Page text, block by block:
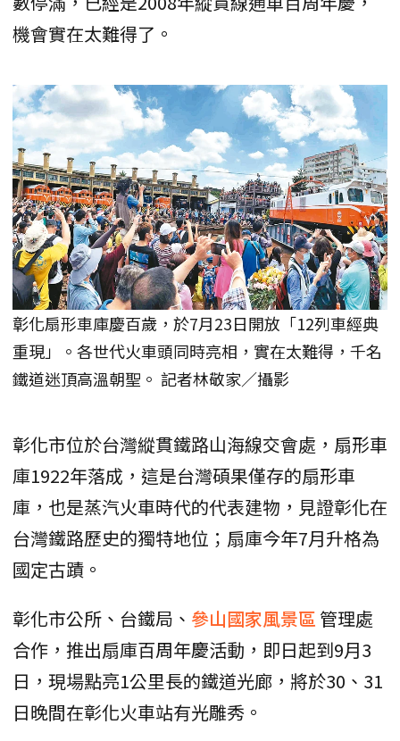
機會實在太難得了。
彰化扇形車庫慶百歲，於7月23日開放「12列車經典
重現」。各世代火車頭同時亮相，實在太難得，千名
鐵道迷頂高溫朝聖。 記者林敬家／攝影
彰化市位於台灣縱貫鐵路山海線交會處，扇形車
庫1922年落成，這是台灣碩果僅存的扇形車
庫，也是蒸汽火車時代的代表建物，見證彰化在
台灣鐵路歷史的獨特地位；扇庫今年7月升格為
國定古蹟。
彰化市公所、台鐵局、 參山國家風景區 管理處
合作，推出扇庫百周年慶活動，即日起到9月3
日，現場點亮1公里長的鐵道光廊，將於30、31
日晚間在彰化火車站有光雕秀。